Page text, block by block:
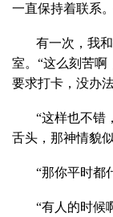
一直保持着联系
有一次，我
室。“这么刻苦啊
要求打卡，没办
“这样也不错
舌头，那神情貌
“那你平时都
“有人的时候